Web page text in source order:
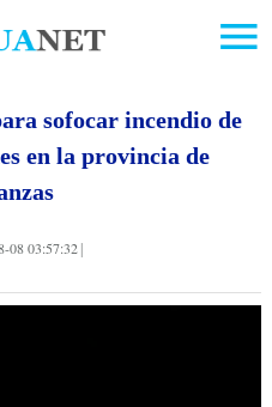
sofocar incendio de
en la provincia de
08 03:57:32